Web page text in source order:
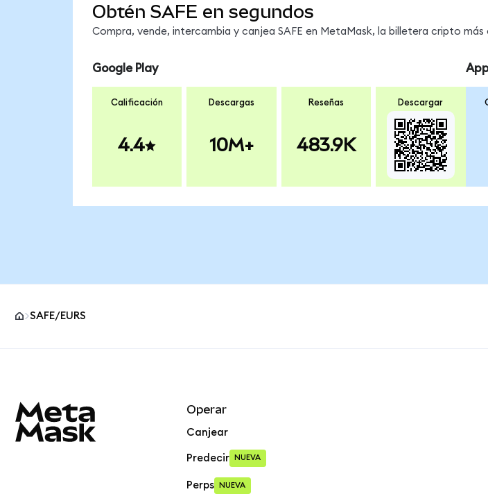
Obtén SAFE en segundos
Compra, vende, intercambia y canjea SAFE en MetaMask, la billetera cripto más
Google Play
Calificación
4.4
Descargas
10M+
Reseñas
483.9K
Descargar
SAFE/EURS
Operar
Canjear
Predecir NUEVA
Perps NUEVA